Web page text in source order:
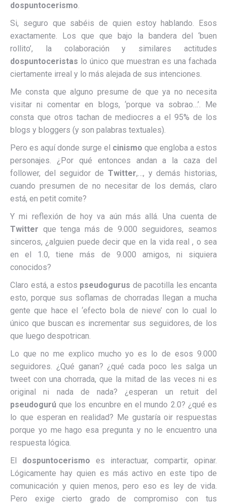
dospuntocerismo.
Si, seguro que sabéis de quien estoy hablando. Esos
exactamente. Los que que bajo la bandera del ‘buen
rollito’, la colaboración y similares actitudes
dospuntoceristas lo único que muestran es una fachada
ciertamente irreal y lo más alejada de sus intenciones.
Me consta que alguno presume de que ya no necesita
visitar ni comentar en blogs, ‘porque va sobrao…’. Me
consta que otros tachan de mediocres a el 95% de los
blogs y bloggers (y son palabras textuales).
Pero es aquí donde surge el cinismo que engloba a estos
personajes. ¿Por qué entonces andan a la caza del
follower, del seguidor de Twitter,…, y demás historias,
cuando presumen de no necesitar de los demás, claro
está, en petit comite?
Y mi reflexión de hoy va aún más allá. Una cuenta de
Twitter que tenga más de 9.000 seguidores, seamos
sinceros, ¿alguien puede decir que en la vida real , o sea
en el 1.0, tiene más de 9.000 amigos, ni siquiera
conocidos?
Claro está, a estos pseudogurus de pacotilla les encanta
esto, porque sus soflamas de chorradas llegan a mucha
gente que hace el ‘efecto bola de nieve’ con lo cual lo
único que buscan es incrementar sus seguidores, de los
que luego despotrican.
Lo que no me explico mucho yo es lo de esos 9.000
seguidores. ¿Qué ganan? ¿qué cada poco les salga un
tweet con una chorrada, que la mitad de las veces ni es
original ni nada de nada? ¿esperan un retuit del
pseudogurú que los encunbre en el mundo 2.0? ¿qué es
lo que esperan en realidad? Me gustaría oir respuestas
porque yo me hago esa pregunta y no le encuentro una
respuesta lógica.
El dospuntocerismo es interactuar, compartir, opinar.
Lógicamente hay quien es más activo en este tipo de
comunicación y quien menos, pero eso es ley de vida.
Pero exige cierto grado de compromiso con tus